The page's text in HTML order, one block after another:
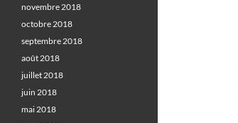
novembre 2018
octobre 2018
septembre 2018
août 2018
juillet 2018
juin 2018
mai 2018